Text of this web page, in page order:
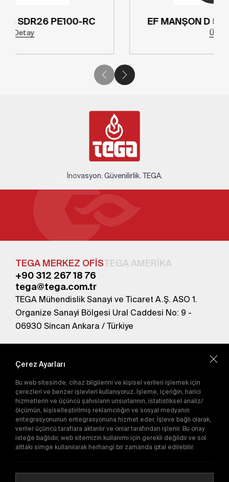
EF MANŞON D 315 SDR26 PE100-RC
İnovasyon. Güvenilirlik. TEGA.
TEGA MERKEZ OFİSTEGA AMERİKA
+90 312 267 18 76
tega@tega.com.tr
TEGA Mühendislik Sanayi ve Ticaret A.Ş. ASO 1.
Organize Sanayi Bölgesi Ural Caddesi No: 9 -
06930 Sincan Ankara / Türkiye
abone olun.
Gönder
Abone olarakGizlilik Politikası'nı
kabul etmiş
olursunuz.
E-Katalog
Çerez Ayarları
Bu web sitesinde, cihaz bilgilerini ve kişisel verileri işlemek için
çerezleri ve benzer işlevleri kullanıyoruz. İşleme, içeriğin, harici
hizmetlerin ve üçüncü şahısların unsurlarının, istatistiksel analiz/
ölçümün, kişiselleştirilmiş reklamcılığın ve sosyal medyanın
entegrasyonunun entegrasyonuna hizmet eder. İşleve bağlı olarak,
veriler üçüncü taraflara aktarılır ve onlar tarafından işlenir. Bu onay
isteğe bağlıdır, web sitemizin kullanımı için gerekli değildir ve sol
alttaki simge kullanılarak herhangi bir zamanda iptal edilebilir.